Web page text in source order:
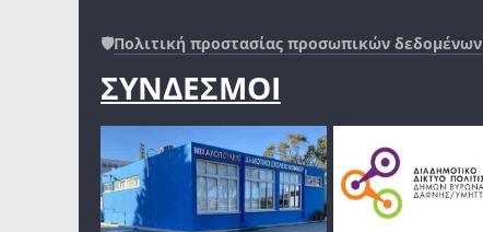
🛡️Πολιτική προστασίας προσωπικών δεδομένων
ΣΥΝΔΕΣΜΟΙ